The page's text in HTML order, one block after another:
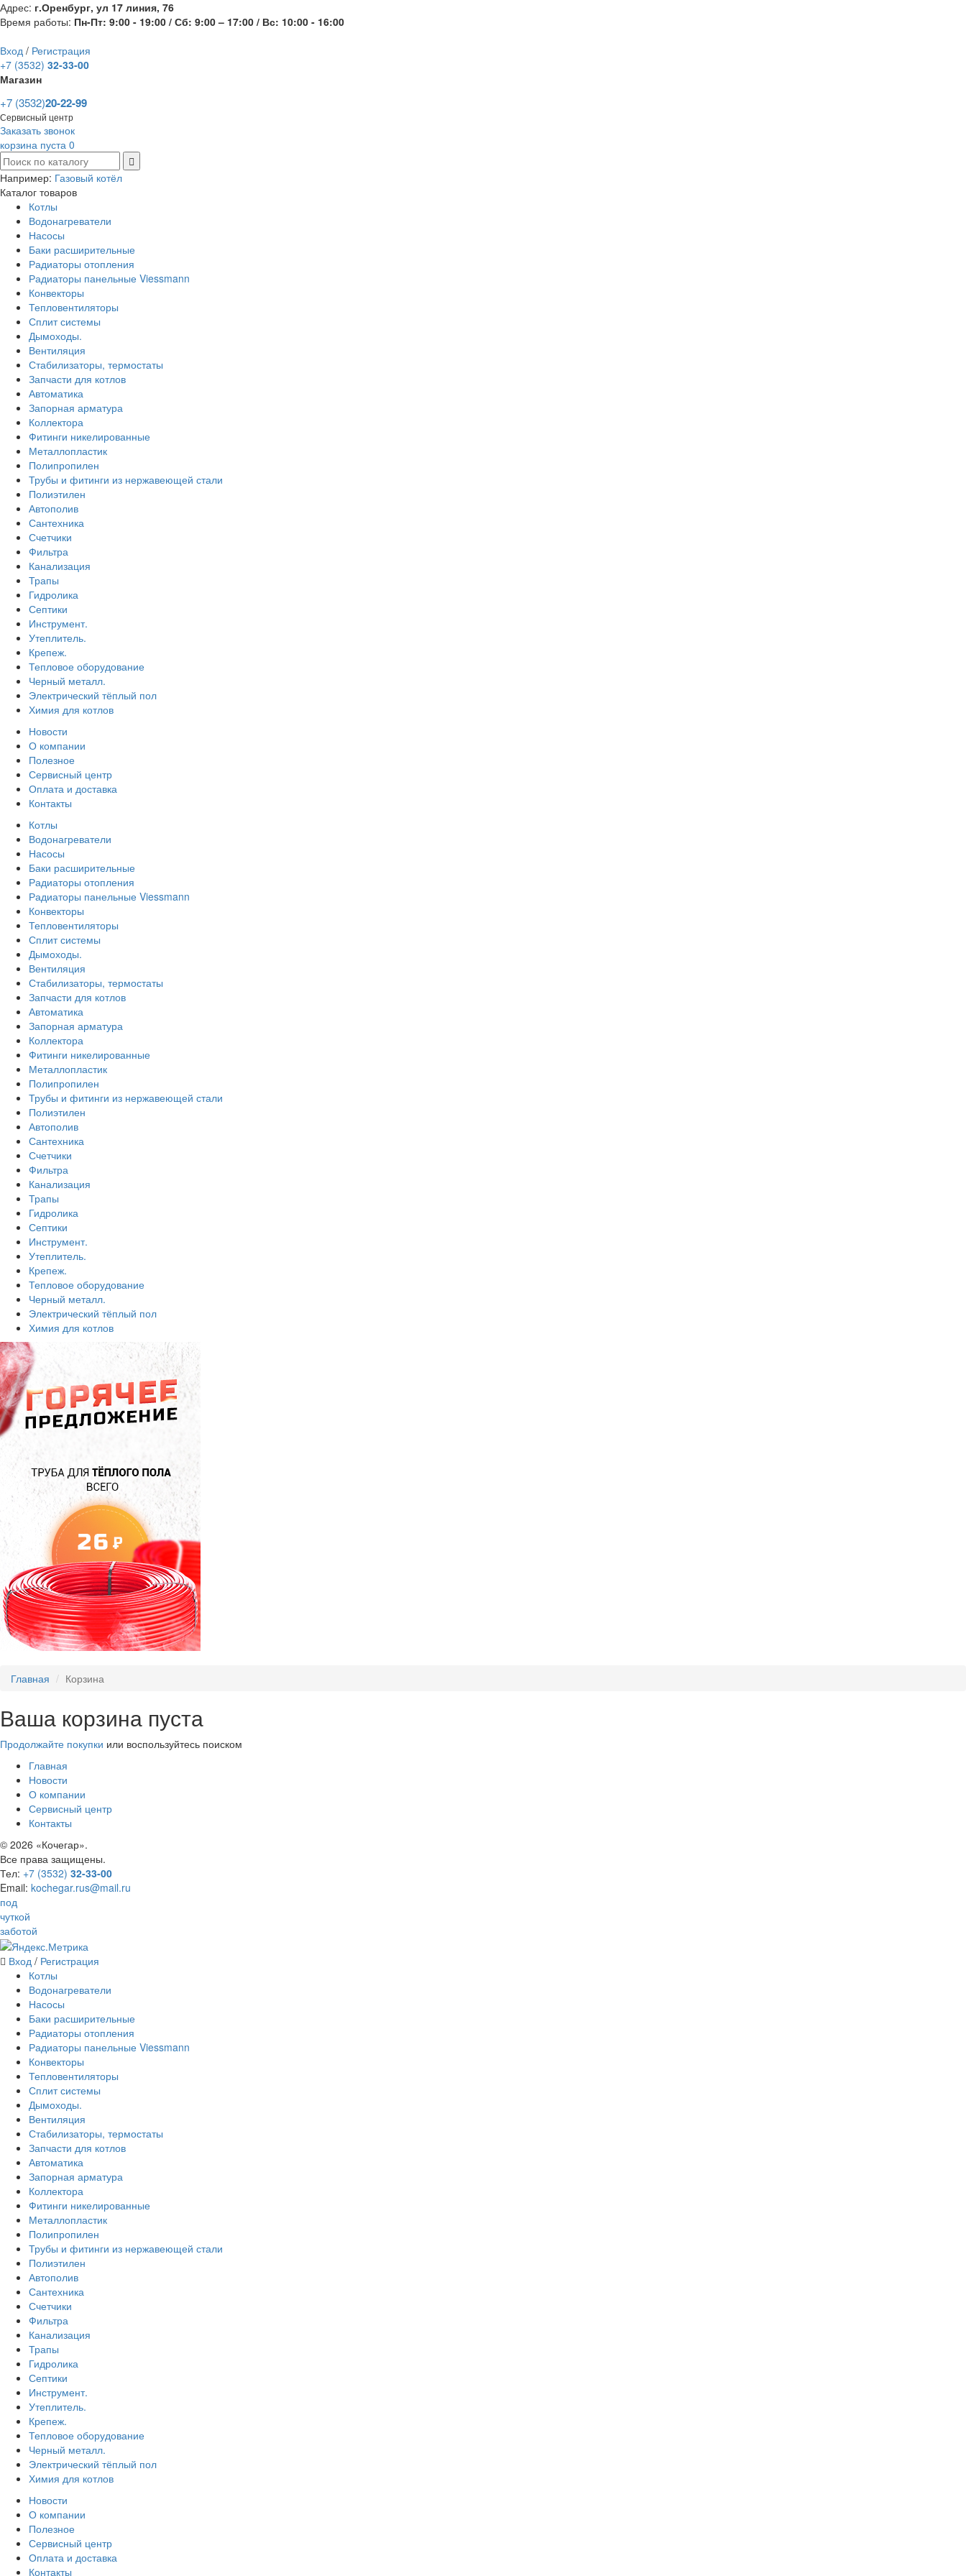
Адрес: г.Оренбург, ул 17 линия, 76
Время работы: Пн-Пт: 9:00 - 19:00 / Сб: 9:00 – 17:00 / Вс: 10:00 - 16:00
Вход / Регистрация
+7 (3532) 32-33-00
Магазин
+7 (3532)20-22-99
Сервисный центр
Заказать звонок
корзина пуста 0
Например: Газовый котёл
Каталог товаров
Котлы
Водонагреватели
Насосы
Баки расширительные
Радиаторы отопления
Радиаторы панельные Viessmann
Конвекторы
Тепловентиляторы
Сплит системы
Дымоходы.
Вентиляция
Стабилизаторы, термостаты
Запчасти для котлов
Автоматика
Запорная арматура
Коллектора
Фитинги никелированные
Металлопластик
Полипропилен
Трубы и фитинги из нержавеющей стали
Полиэтилен
Автополив
Сантехника
Счетчики
Фильтра
Канализация
Трапы
Гидролика
Септики
Инструмент.
Утеплитель.
Крепеж.
Тепловое оборудование
Черный металл.
Электрический тёплый пол
Химия для котлов
Новости
О компании
Полезное
Сервисный центр
Оплата и доставка
Контакты
Котлы
Водонагреватели
Насосы
Баки расширительные
Радиаторы отопления
Радиаторы панельные Viessmann
Конвекторы
Тепловентиляторы
Сплит системы
Дымоходы.
Вентиляция
Стабилизаторы, термостаты
Запчасти для котлов
Автоматика
Запорная арматура
Коллектора
Фитинги никелированные
Металлопластик
Полипропилен
Трубы и фитинги из нержавеющей стали
Полиэтилен
Автополив
Сантехника
Счетчики
Фильтра
Канализация
Трапы
Гидролика
Септики
Инструмент.
Утеплитель.
Крепеж.
Тепловое оборудование
Черный металл.
Электрический тёплый пол
Химия для котлов
Главная Корзина
Ваша корзина пуста
Продолжайте покупки или воспользуйтесь поиском
Главная
Новости
О компании
Сервисный центр
Контакты
© 2026 «Кочегар».
Все права защищены.
Тел: +7 (3532) 32-33-00
Email: kochegar.rus@mail.ru
под
чуткой
заботой
Вход / Регистрация
Котлы
Водонагреватели
Насосы
Баки расширительные
Радиаторы отопления
Радиаторы панельные Viessmann
Конвекторы
Тепловентиляторы
Сплит системы
Дымоходы.
Вентиляция
Стабилизаторы, термостаты
Запчасти для котлов
Автоматика
Запорная арматура
Коллектора
Фитинги никелированные
Металлопластик
Полипропилен
Трубы и фитинги из нержавеющей стали
Полиэтилен
Автополив
Сантехника
Счетчики
Фильтра
Канализация
Трапы
Гидролика
Септики
Инструмент.
Утеплитель.
Крепеж.
Тепловое оборудование
Черный металл.
Электрический тёплый пол
Химия для котлов
Новости
О компании
Полезное
Сервисный центр
Оплата и доставка
Контакты